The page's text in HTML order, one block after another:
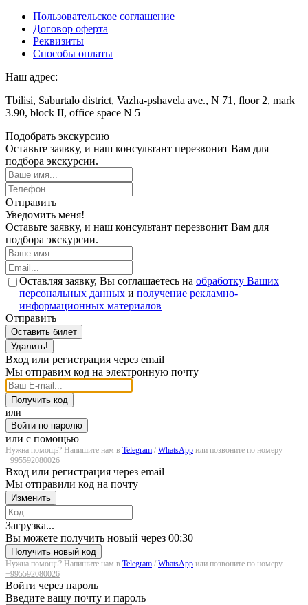
Пользовательское соглашение
Договор оферта
Реквизиты
Способы оплаты
Наш адрес:
Tbilisi, Saburtalo district, Vazha-pshavela ave., N 71, floor 2, mark
3.90, block II, office space N 5
Подобрать экскурсию
Оставьте заявку, и наш консультант перезвонит Вам для
подбора экскурсии.
Отправить
Уведомить меня!
Оставьте заявку, и наш консультант перезвонит Вам для
подбора экскурсии.
Оставляя заявку, Вы соглашаетесь на обработку Ваших
персональных данных и получение рекламно-
информационных материалов
Отправить
Оставить билет
Удалить!
Вход или регистрация через email
Мы отправим код на электронную почту
Получить код
или
Войти по паролю
или с помощью
Нужна помощь? Напишите нам в Telegram / WhatsApp или позвоните по номеру
+995592080026
Вход или регистрация через email
Мы отправили код на почту
Изменить
Загрузка...
Вы можете получить новый через 00:30
Получить новый код
Нужна помощь? Напишите нам в Telegram / WhatsApp или позвоните по номеру
+995592080026
Войти через пароль
Введите вашу почту и пароль